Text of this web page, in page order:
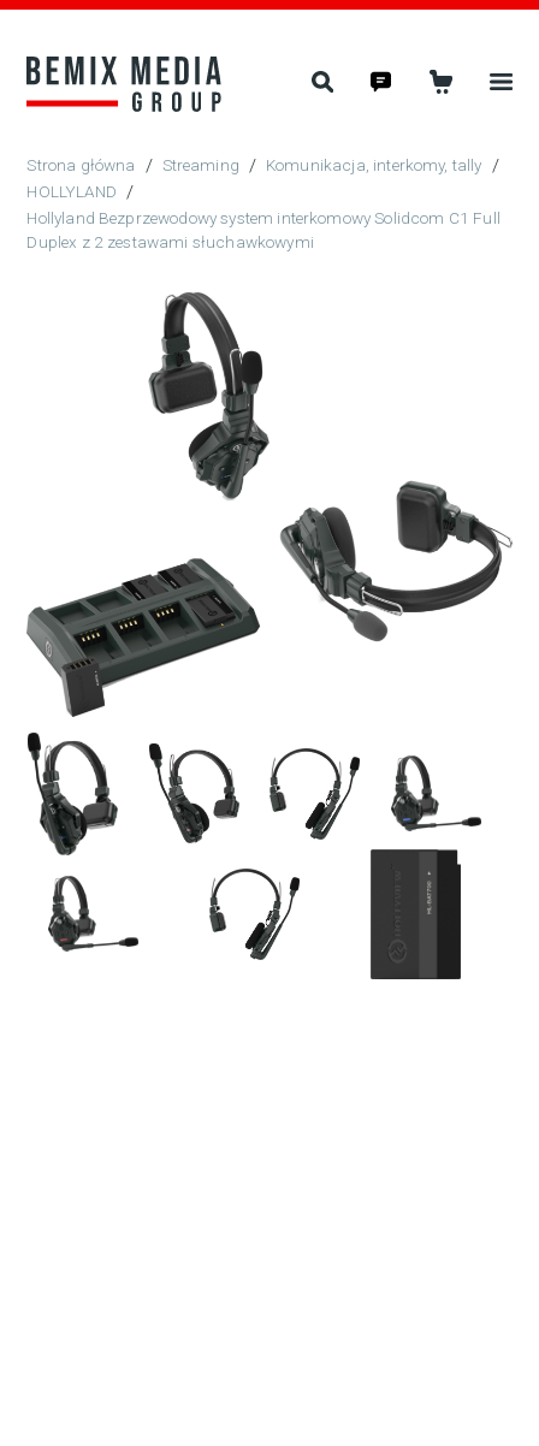
/ Streaming / Komunikacja, interkomy, tally /
HOLLYLAND /
Hollyland Bezprzewodowy system interkomowy Solidcom C1 Full
Duplex z 2 zestawami słuchawkowymi